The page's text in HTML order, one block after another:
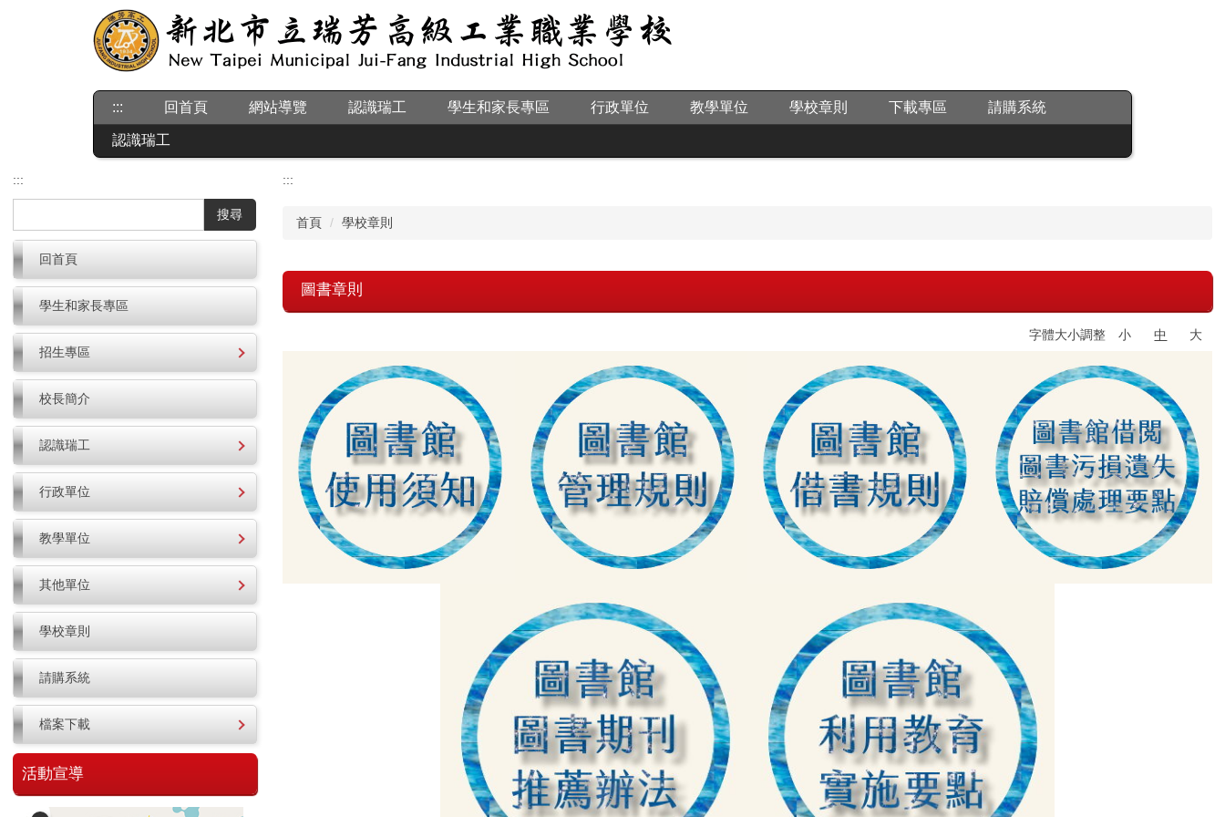
::: 回首頁 網站導覽 認識瑞工 學生和家長專區 行政單位 教學單位 學校章則 下載專區 請購系統
認識瑞工
:::
搜尋
回首頁
學生和家長專區
招生專區
校長簡介
認識瑞工
行政單位
教學單位
其他單位
學校章則
請購系統
檔案下載
活動宣導
:::
首頁 學校章則
圖書章則
字體大小調整 小 中 大